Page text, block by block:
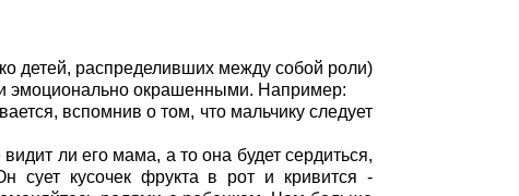
детей, распределивших между собой роли)
эмоционально окрашенными. Например:
вспомнив о том, что мальчику следует
ли его мама, а то она будет сердиться,
сует кусочек фрукта в рот и кривится -